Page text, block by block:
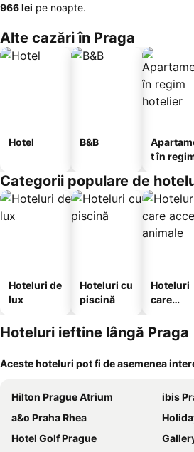
‎966 lei pe noapte.
Alte cazări în Praga
Hotel B&B
t în
Categorii populare de
Hoteluri de
lux
Hoteluri cu
piscină
Hoteluri
care
animale
Hoteluri ieftine lângă Praga
Aceste hoteluri pot fi de asemenea
Hilton Prague Atrium
ibis
a&o Praha Rhea
Hotel Golf Prague